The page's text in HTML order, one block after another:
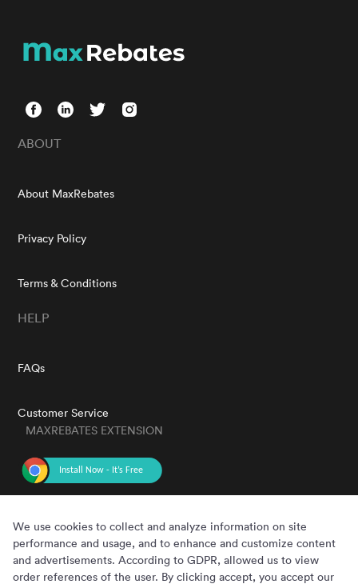
ABOUT
About MaxRebates
Privacy Policy
Terms & Conditions
HELP
FAQs
Customer Service
MAXREBATES EXTENSION
We use cookies to collect and analyze information on site
performance and usage, and to enhance and customize content
and advertisements. According to GDPR, allowed us to view
order references of the user. By clicking accept, you accept our